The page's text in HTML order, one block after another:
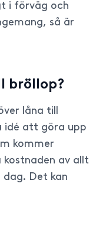
i förväg och
så är
bröllop?
låna till
idé att göra upp
kommer
av allt
dag. Det kan